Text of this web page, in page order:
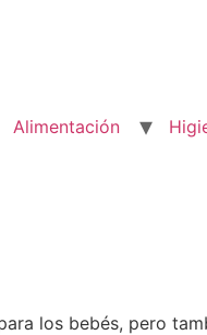
Alimentación
los bebés, pero